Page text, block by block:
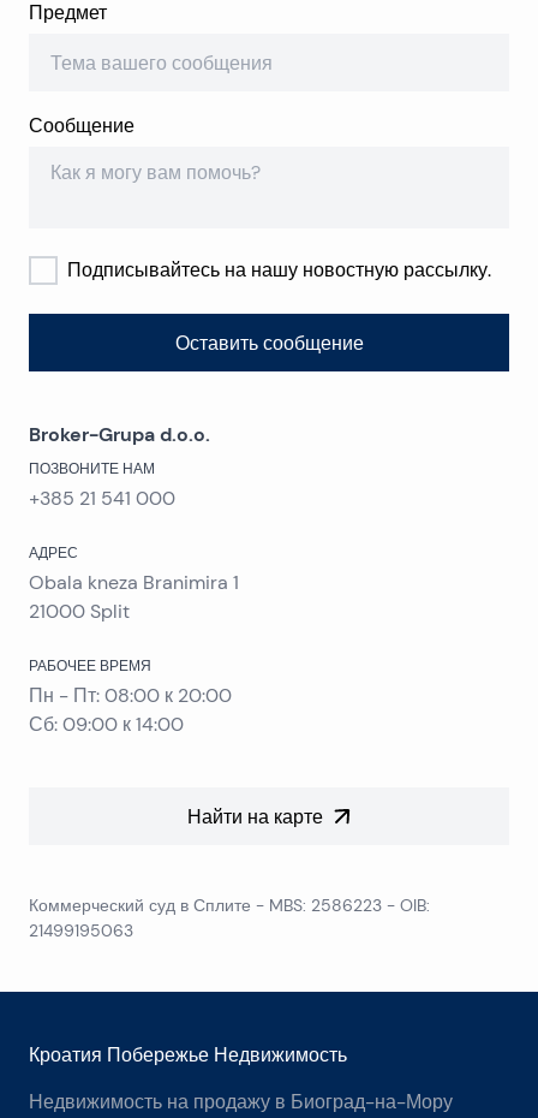
Предмет
Сообщение
Подписывайтесь на нашу новостную рассылку.
Оставить сообщение
Broker-Grupa d.o.o.
ПОЗВОНИТЕ НАМ
+385 21 541 000
АДРЕС
Obala kneza Branimira 1
21000 Split
РАБОЧЕЕ ВРЕМЯ
Пн - Пт: 08:00 к 20:00
Сб: 09:00 к 14:00
Найти на карте
Коммерческий суд в Сплите - MBS: 2586223 - OIB:
21499195063
Кроатия Побережье Недвижимость
Недвижимость на продажу в Биоград-на-Мору